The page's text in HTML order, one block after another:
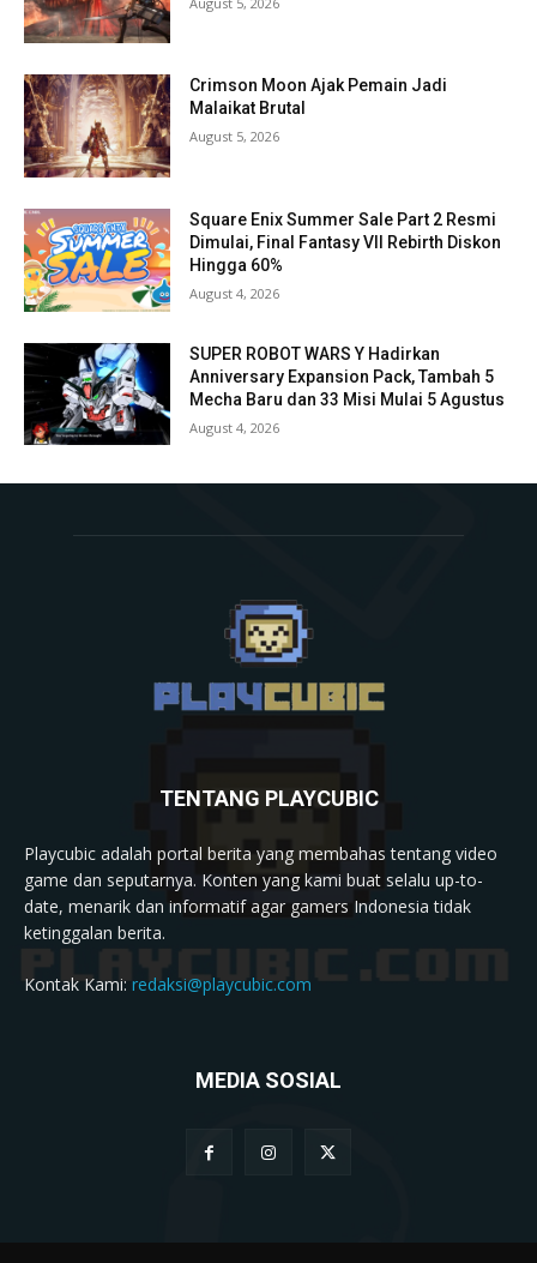
Crimson Moon Ajak Pemain Jadi
Malaikat Brutal
August 5, 2026
Square Enix Summer Sale Part 2 Resmi
Dimulai, Final Fantasy VII Rebirth Diskon
Hingga 60%
August 4, 2026
SUPER ROBOT WARS Y Hadirkan
Anniversary Expansion Pack, Tambah 5
Mecha Baru dan 33 Misi Mulai 5 Agustus
August 4, 2026
TENTANG PLAYCUBIC
Playcubic adalah portal berita yang membahas tentang video
game dan seputarnya. Konten yang kami buat selalu up-to-
date, menarik dan informatif agar gamers Indonesia tidak
ketinggalan berita.
Kontak Kami:redaksi@playcubic.com
MEDIA SOSIAL